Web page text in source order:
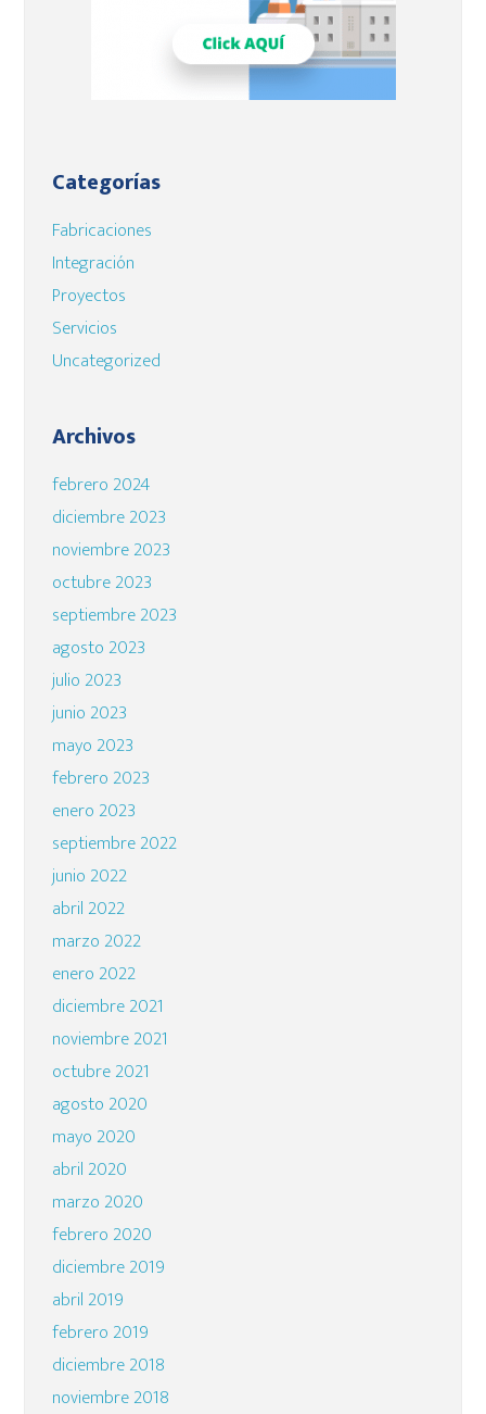
Categorías
Fabricaciones
Integración
Proyectos
Servicios
Uncategorized
Archivos
febrero 2024
diciembre 2023
noviembre 2023
octubre 2023
septiembre 2023
agosto 2023
julio 2023
junio 2023
mayo 2023
febrero 2023
enero 2023
septiembre 2022
junio 2022
abril 2022
marzo 2022
enero 2022
diciembre 2021
noviembre 2021
octubre 2021
agosto 2020
mayo 2020
abril 2020
marzo 2020
febrero 2020
diciembre 2019
abril 2019
febrero 2019
diciembre 2018
noviembre 2018